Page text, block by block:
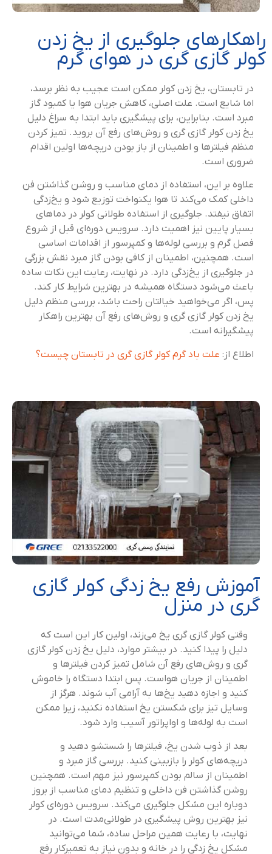
راهکارهای جلوگیری از یخ زدن
کولر گازی گری در هوای گرم
در تابستان، یخ زدن کولر ممکن است عجیب به نظر برسد،
اما شایع است. علت اصلی، کاهش جریان هوا یا کمبود گاز
مبرد است. بنابراین، برای پیشگیری باید ابتدا به سراغ دلیل
یخ زدن کولر گازی گری و روش‌های رفع آن بروید. تمیز کردن
منظم فیلترها و اطمینان از باز بودن دریچه‌ها اولین اقدام
ضروری است.
علاوه بر این، استفاده از دمای مناسب و روشن گذاشتن فن
داخلی کمک می‌کند تا هوا یکنواخت توزیع شود و یخ‌زدگی
اتفاق نیفتد. جلوگیری از استفاده طولانی کولر در دماهای
بسیار پایین نیز اهمیت دارد. سرویس دوره‌ای قبل از شروع
فصل گرم و بررسی لوله‌ها و کمپرسور از اقدامات اساسی
است. همچنین، اطمینان از کافی بودن گاز مبرد نقش بزرگی
در جلوگیری از یخ‌زدگی دارد. در نهایت، رعایت این نکات ساده
باعث می‌شود دستگاه همیشه در بهترین شرایط کار کند.
پس، اگر می‌خواهید خیالتان راحت باشد، بررسی منظم دلیل
یخ زدن کولر گازی گری و روش‌های رفع آن بهترین راهکار
پیشگیرانه است.
اطلاع از: علت باد گرم کولر گازی گری در تابستان چیست؟
آموزش رفع یخ زدگی کولر گازی
گری در منزل
وقتی کولر گازی گری یخ می‌زند، اولین کار این است که
دلیل را پیدا کنید. در بیشتر موارد، دلیل یخ زدن کولر گازی
گری و روش‌های رفع آن شامل تمیز کردن فیلترها و
اطمینان از جریان هواست. پس ابتدا دستگاه را خاموش
کنید و اجازه دهید یخ‌ها به آرامی آب شوند. هرگز از
وسایل تیز برای شکستن یخ استفاده نکنید، زیرا ممکن
است به لوله‌ها و اواپراتور آسیب وارد شود.
بعد از ذوب شدن یخ، فیلترها را شستشو دهید و
دریچه‌های کولر را بازبینی کنید. بررسی گاز مبرد و
اطمینان از سالم بودن کمپرسور نیز مهم است. همچنین
روشن گذاشتن فن داخلی و تنظیم دمای مناسب از بروز
دوباره این مشکل جلوگیری می‌کند. سرویس دوره‌ای کولر
نیز بهترین روش پیشگیری در طولانی‌مدت است. در
نهایت، با رعایت همین مراحل ساده، شما می‌توانید
مشکل یخ زدگی را در خانه و بدون نیاز به تعمیرکار رفع